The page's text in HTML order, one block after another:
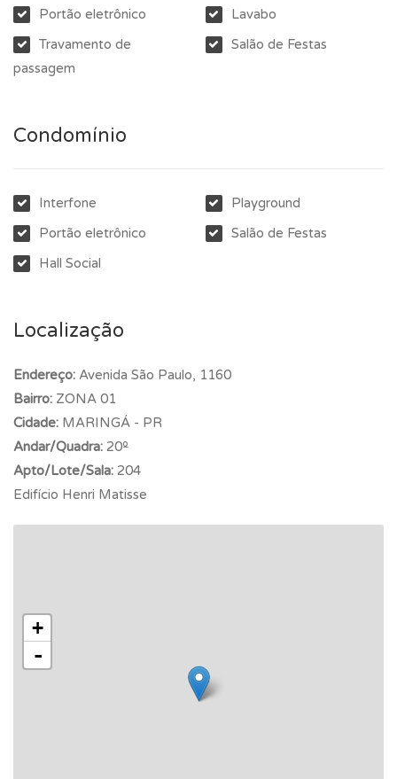
Portão eletrônico
Travamento de
passagem
Lavabo
Salão de Festas
Condomínio
Interfone
Portão eletrônico
Hall Social
Playground
Salão de Festas
Localização
Endereço: Avenida São Paulo, 1160
Bairro: ZONA 01
Cidade: MARINGÁ - PR
Andar/Quadra: 20º
Apto/Lote/Sala: 204
Edifício Henri Matisse
+
-